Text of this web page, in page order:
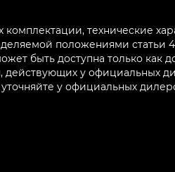
технические
положениями статьи
быть доступна только как
действующих у официальных
у официальных